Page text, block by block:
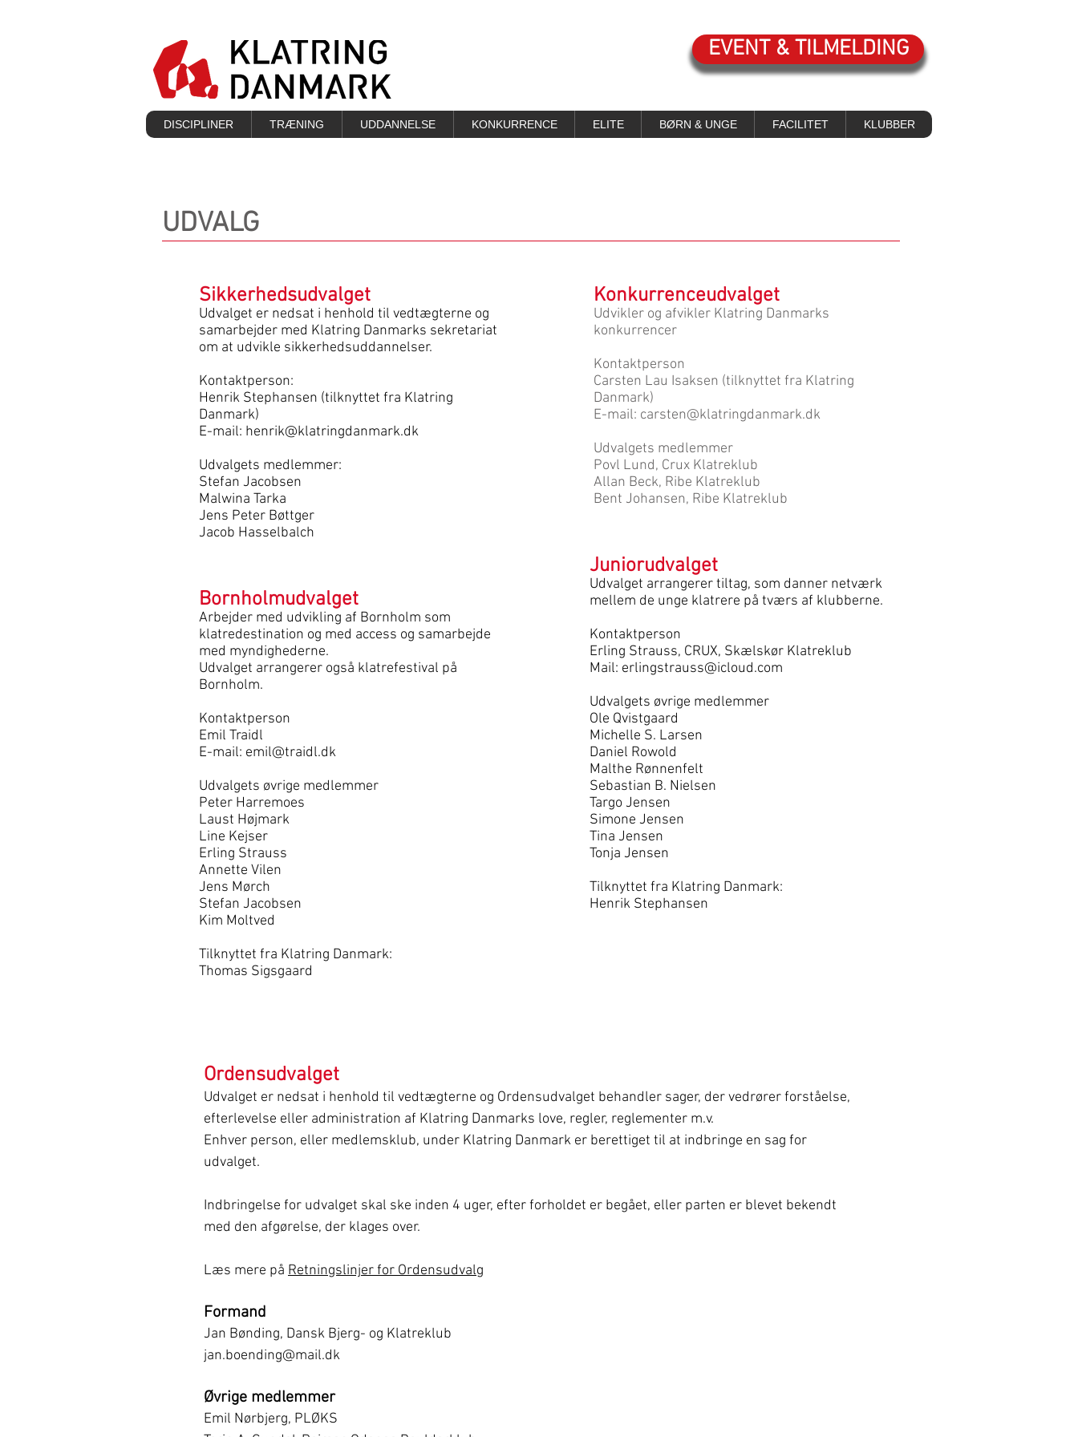
EVENT & TILMELDING
DISCIPLINER TRÆNING UDDANNELSE KONKURRENCE ELITE BØRN & UNGE FACILITET KLUBBER
UDVALG
Sikkerhedsudvalget
Udvalget er nedsat i henhold til vedtægterne og
samarbejder med Klatring Danmarks sekretariat
om at udvikle sikkerhedsuddannelser.
Kontaktperson:
Henrik Stephansen (tilknyttet fra Klatring
Danmark)
E-mail: henrik@klatringdanmark.dk
Udvalgets medlemmer:
Stefan Jacobsen
Malwina Tarka
Jens Peter Bøttger
Jacob Hasselbalch
Bornholmudvalget
Arbejder med udvikling af Bornholm som
klatredestination og med access og samarbejde
med myndighederne.
Udvalget arrangerer også klatrefestival på
Bornholm.
Kontaktperson
Emil Traidl
E-mail: emil@traidl.dk
Udvalgets øvrige medlemmer
Peter Harremoes
Laust Højmark
Line Kejser
Erling Strauss
Annette Vilen
Jens Mørch
Stefan Jacobsen
Kim Moltved
Tilknyttet fra Klatring Danmark:
Thomas Sigsgaard
Konkurrenceudvalget
Udvikler og afvikler Klatring Danmarks
konkurrencer
Kontaktperson
Carsten Lau Isaksen (tilknyttet fra Klatring
Danmark)
E-mail: carsten@klatringdanmark.dk
Udvalgets medlemmer
Povl Lund, Crux Klatreklub
Allan Beck, Ribe Klatreklub
Bent Johansen, Ribe Klatreklub
Juniorudvalget
Udvalget arrangerer tiltag, som danner netværk
mellem de unge klatrere på tværs af klubberne.
Kontaktperson
Erling Strauss, CRUX, Skælskør Klatreklub
Mail: erlingstrauss@icloud.com
Udvalgets øvrige medlemmer
Ole Qvistgaard
Michelle S. Larsen
Daniel Rowold
Malthe Rønnenfelt
Sebastian B. Nielsen
Targo Jensen
Simone Jensen
Tina Jensen
Tonja Jensen
Tilknyttet fra Klatring Danmark:
Henrik Stephansen
Ordensudvalget
Udvalget er nedsat i henhold til vedtægterne og Ordensudvalget behandler sager, der vedrører forståelse,
efterlevelse eller administration af Klatring Danmarks love, regler, reglementer m.v.
Enhver person, eller medlemsklub, under Klatring Danmark er berettiget til at indbringe en sag for
udvalget.
Indbringelse for udvalget skal ske inden 4 uger, efter forholdet er begået, eller parten er blevet bekendt
med den afgørelse, der klages over.
Læs mere på Retningslinjer for Ordensudvalg
Formand
Jan Bønding, Dansk Bjerg- og Klatreklub
jan.boending@mail.dk
Øvrige medlemmer
Emil Nørbjerg, PLØKS